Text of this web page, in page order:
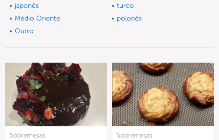
japonês
turco
Médio Oriente
polonês
Outro
Sobremesas Sobremesas